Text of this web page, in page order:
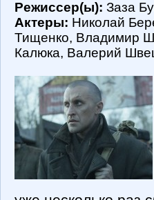
Режиссер(ы): Заза
Актеры: Николай
Тищенко, Владимир
Калюка, Валерий